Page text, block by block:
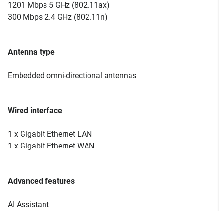
1201 Mbps 5 GHz (802.11ax)
300 Mbps 2.4 GHz (802.11n)
Antenna type
Embedded omni-directional antennas
Wired interface
1 x Gigabit Ethernet LAN
1 x Gigabit Ethernet WAN
Advanced features
AI Assistant